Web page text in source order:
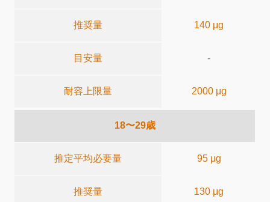
推奨量 140 μg
目安量 -
耐容上限量 2000 μg
18〜29歳
推定平均必要量 95 μg
推奨量 130 μg